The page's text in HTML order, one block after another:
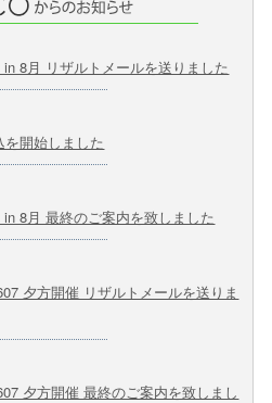
8月 リザルトメールを送りました
開始しました
8月 最終のご案内を致しました
夕方開催 リザルトメールを送りま
夕方開催 最終のご案内を致しまし